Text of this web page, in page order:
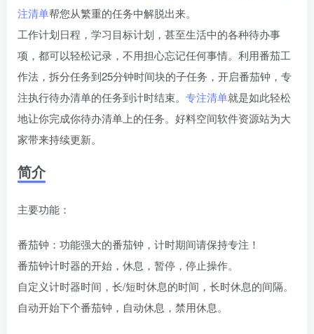
注清单帮您从繁重的任务中解脱出来。
工作计划日程，学习目标计划，甚至生活中的各种待办事
项，都可以轻松记录，不用担心忘记任何事情。利用番茄工
作法，拆分任务到25分钟时间块的子任务，开启番茄钟，专
注执行待办清单的任务到计时结束。 专注清单就是如此轻松
地让你完成你待办清单上的任务。好料空间软件资源站为大
家带来持续更新。
简介
主要功能：
番茄钟：功能强大的番茄钟，计时期间请保持专注！
番茄钟计时器的开始，休息，暂停，停止操作。
自定义计时器时间，长/短时休息的时间，长时休息的间隔。
自动开始下个番茄钟，自动休息，禁用休息。